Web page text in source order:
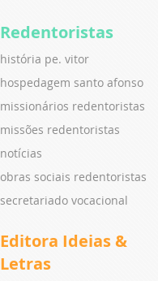
Redentoristas
história pe. vitor
hospedagem santo afonso
missionários redentoristas
missões redentoristas
notícias
obras sociais redentoristas
secretariado vocacional
Editora Ideias &
Letras